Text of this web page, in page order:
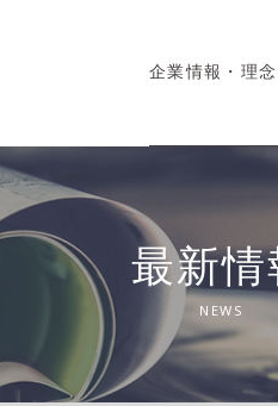
企業情報・理念
最新
NEWS